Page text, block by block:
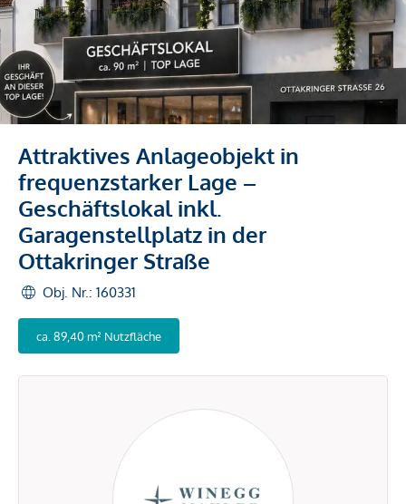
Attraktives Anlageobjekt in
frequenzstarker Lage –
Geschäftslokal inkl.
Garagenstellplatz in der
Ottakringer Straße
Obj. Nr.: 160331
ca. 89,40 m² Nutzfläche